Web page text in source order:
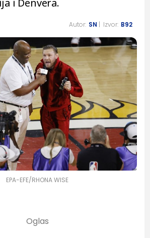
i Denvera.
Autor: SN | Izvor: B92
EPA-EFE/RHONA WISE